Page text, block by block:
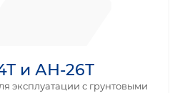
и АН-26Т
эксплуатации с грунтовыми